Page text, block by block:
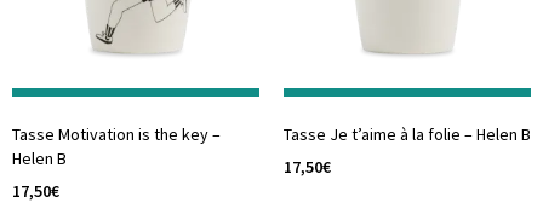
Tasse Motivation is the key –
Helen B
17,50€
Tasse Je t’aime à la folie – Helen B
17,50€